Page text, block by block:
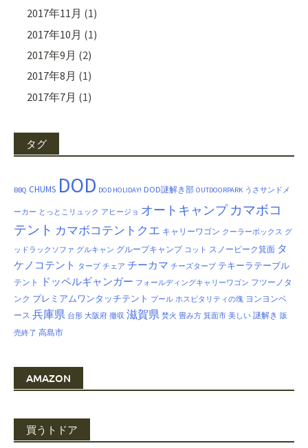
2017年11月 (1)
2017年10月 (1)
2017年9月 (2)
2017年8月 (1)
2017年7月 (1)
タグ
BBQ CHUMS DOD DOD HOLIDAY! DOD謎解き部 OUTDOORPARK うさサンドメ
ーカー とっとこリュック アヒージョ オートキャンプ カマボコ
テント カマボコテントクエ キャリーワゴン クーラーボックス グ
ッドラックソファ グルキャン グループキャンプ コット スノーピーク箕面 タ
ケノコテント タープ チェア チーカマ チーズタープ テキーラテーブル
テント ドッペルギャンガー フォールディングキャリーワゴン フツーノタ
ンク プレミアムワンタッチテント プール ホスピタリティの塊 ヨンヨンベ
ース 兵庫県 台形 大阪府 撤収 滋賀県 焚火 畳み方 箕面市 美しい 謎解き 販
売終了 高島市
AMAZON
買うトドア